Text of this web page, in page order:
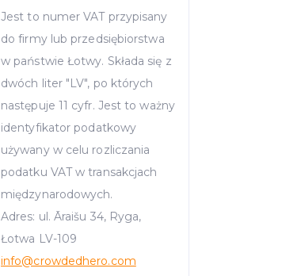
Jest to numer VAT przypisany
do firmy lub przedsiębiorstwa
w państwie Łotwy. Składa się z
dwóch liter "LV", po których
następuje 11 cyfr. Jest to ważny
identyfikator podatkowy
używany w celu rozliczania
podatku VAT w transakcjach
międzynarodowych.
Adres: ul. Āraišu 34, Ryga,
Łotwa LV-109
info@crowdedhero.com